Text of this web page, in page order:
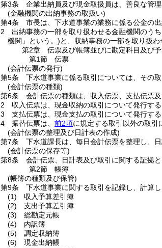
第3条
企業出納員及び現金取扱員は、善良な管
(金融機関の出納事務の取扱い)
第4条
市長は、下水道事業の業務に係る公金の
2
出納事務の一部を取り扱わせる金融機関のう
機関」という。)と、収納事務の一部を取り扱
第2章
伝票及び帳簿並びに勘定科目及び予
第1節
伝票
(会計伝票の発行)
第5条
下水道事業に係る取引については、その
(会計伝票の種類)
第6条
会計伝票の種類は、収入伝票、支払伝票及
2
収入伝票は、現金収納の取引について発行する
3
支払伝票は、現金支払の取引について発行する
4
振替伝票は、 前2項に規定する取引以外の取引
(会計伝票の整理及び日計表の作成)
第7条
下水道課長は、毎日会計伝票を整理し、
(会計伝票の保存等)
第8条
会計伝票、日計表及び取引に関する証拠
第2節
帳簿
(帳簿の種類及び保管)
第9条
下水道事業に関する取引を記録し、計算
(1)
収入予算差引簿
(2)
支出予算差引簿
(3)
総勘定元帳
(4)
内訳簿
(5)
調定収納簿
(6)
現金出納帳